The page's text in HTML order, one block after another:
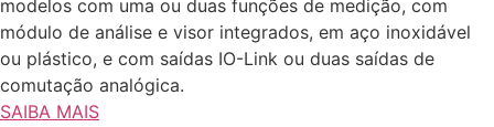
modelos com uma ou duas funções de medição, com
módulo de análise e visor integrados, em aço inoxidável
ou plástico, e com saídas IO-Link ou duas saídas de
comutação analógica.
SAIBA MAIS